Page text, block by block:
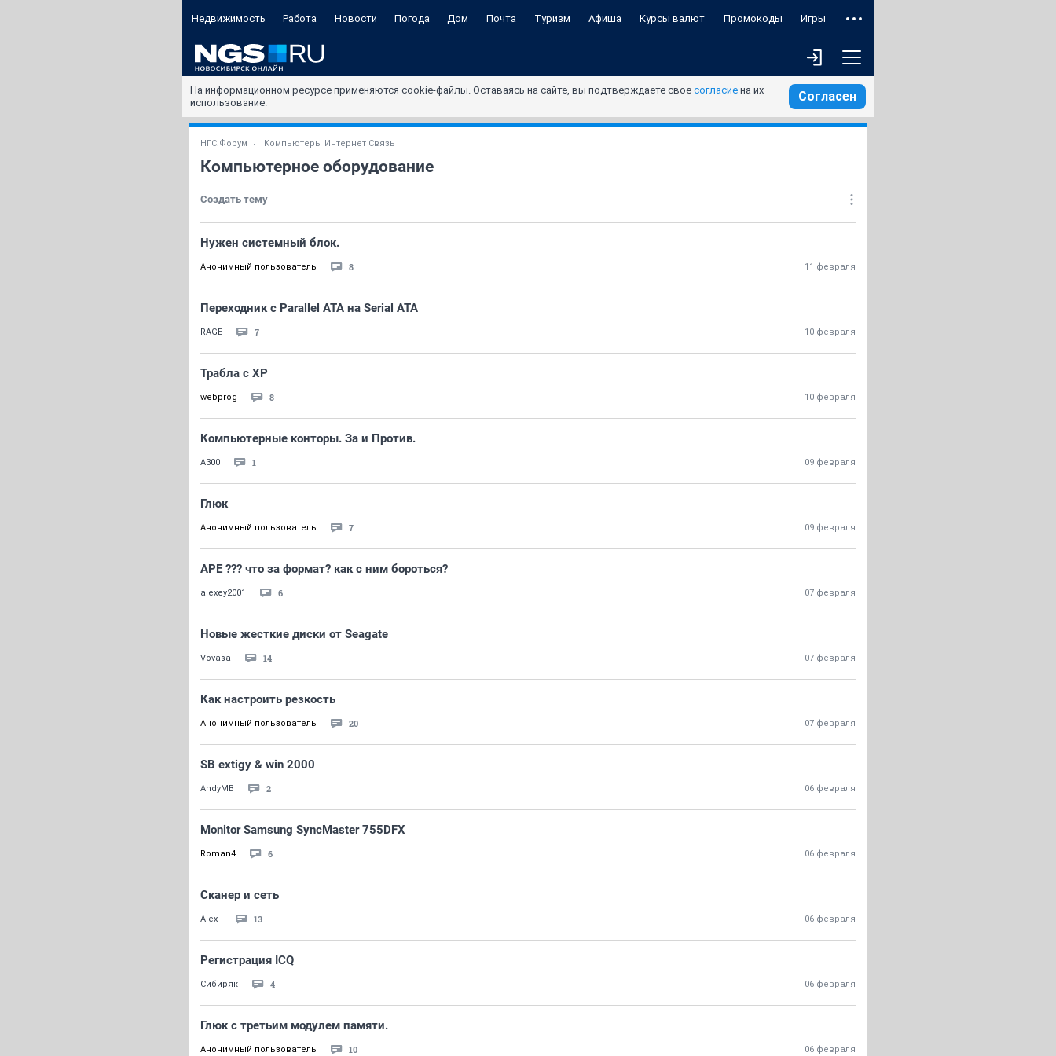
Недвижимость Работа Новости Погода Дом Почта Туризм Афиша Курсы валют Промокоды Игры
На информационном ресурсе применяются cookie-файлы. Оставаясь на сайте, вы подтверждаете свое согласие на их
использование.
Согласен
НГС.Форум Компьютеры Интернет Связь
Компьютерное оборудование
Создать тему
Нужен системный блок.
Анонимный пользователь 8 11 февраля
Переходник с Parallel ATA на Serial ATA
RAGE 7 10 февраля
Трабла с ХР
webprog 8 10 февраля
Компьютерные конторы. За и Против.
A300 1 09 февраля
Глюк
Анонимный пользователь 7 09 февраля
APE ??? что за формат? как с ним бороться?
alexey2001 6 07 февраля
Новые жесткие диски от Seagate
Vovasa 14 07 февраля
Как настроить резкость
Анонимный пользователь 20 07 февраля
SB extigy & win 2000
AndyMB 2 06 февраля
Monitor Samsung SyncMaster 755DFX
Roman4 6 06 февраля
Сканер и сеть
Alex_ 13 06 февраля
Регистрация ICQ
Сибиряк 4 06 февраля
Глюк с третьим модулем памяти.
Анонимный пользователь 10 06 февраля